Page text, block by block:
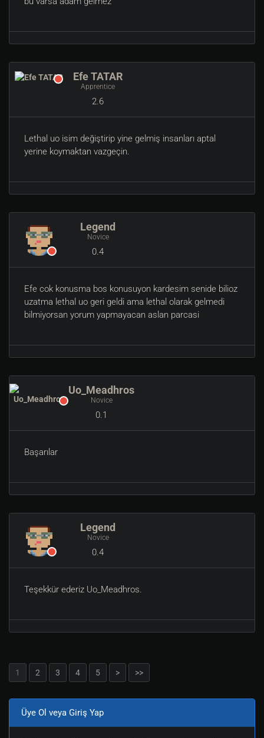
Efe TATAR
Apprentice
2.6
Lethal uo isim değiştirip yine gelmiş insanları aptal
yerine koymaktan vazgeçin.
Legend
Novice
0.4
Efe cok konusma bos konusuyon kardesim senide bilioz
uzatma lethal uo geri geldi ama lethal olarak gelmedi
bilmiyorsan yorum yapmayacan aslan parcasi
Uo_Meadhros
Novice
0.1
Başarılar
Legend
Novice
0.4
Teşekkür ederiz Uo_Meadhros.
1 2 3 4 5 > >>
Üye Ol veya Giriş Yap